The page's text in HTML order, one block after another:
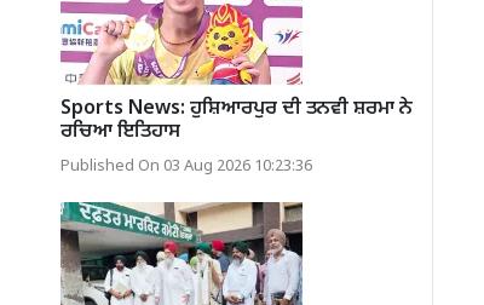
Sports News: ਹੁਸ਼ਿਆਰਪੁਰ ਦੀ ਤਨਵੀ ਸ਼ਰਮਾ ਨੇ
ਰਚਿਆ ਇਤਿਹਾਸ
Published On 03 Aug 2026 10:23:36